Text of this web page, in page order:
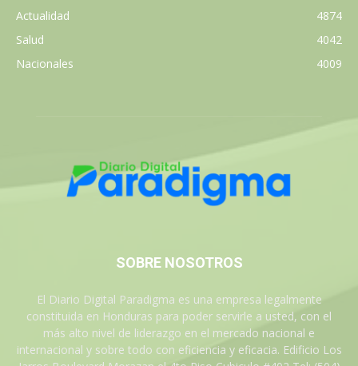
Actualidad
4874
Salud
4042
Nacionales
4009
SOBRE NOSOTROS
El Diario Digital Paradigma es una empresa legalmente
constituida en Honduras para poder servirle a usted, con el
más alto nivel de liderazgo en el mercado nacional e
internacional y sobre todo con eficiencia y eficacia. Edificio Los